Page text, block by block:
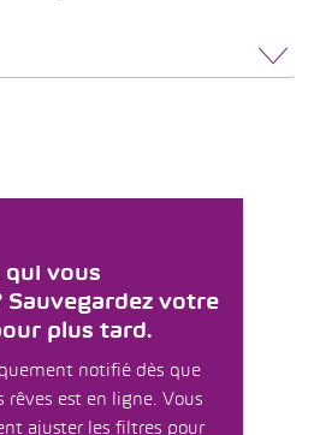
qui vous
Sauvegardez votre
plus tard.
notifié dès que
rêves est en ligne. Vous
ajuster les filtres pour